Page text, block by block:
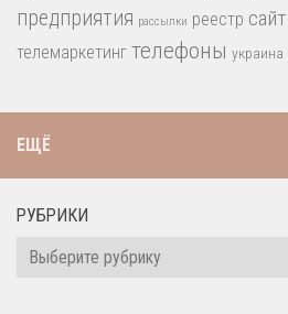
предприятия рассылки реестр сайт
телемаркетинг телефоны украина
ЕЩЁ
РУБРИКИ
Рубрики